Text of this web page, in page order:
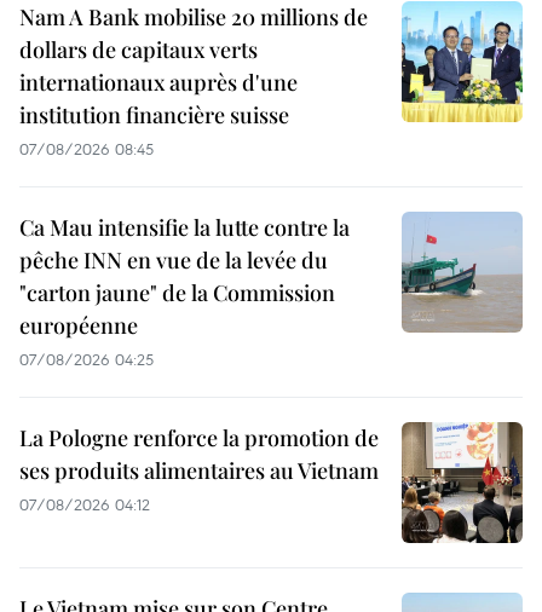
Nam A Bank mobilise 20 millions de
dollars de capitaux verts
internationaux auprès d'une
institution financière suisse
07/08/2026 08:45
Ca Mau intensifie la lutte contre la
pêche INN en vue de la levée du
"carton jaune" de la Commission
européenne
07/08/2026 04:25
La Pologne renforce la promotion de
ses produits alimentaires au Vietnam
07/08/2026 04:12